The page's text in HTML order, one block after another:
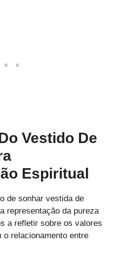
Vestido De
Espiritual
de sonhar vestida de
representação da pureza
a refletir sobre os valores
o relacionamento entre